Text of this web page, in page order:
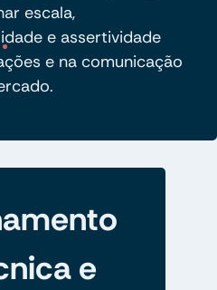
escala,
e assertividade
e na comunicação
e